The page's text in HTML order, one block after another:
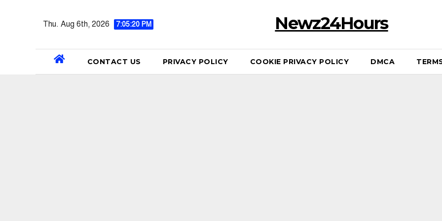
Thu. Aug 6th, 2026 7:05:21 PM Newz24Hours
CONTACT US PRIVACY POLICY COOKIE PRIVACY POLICY DMCA